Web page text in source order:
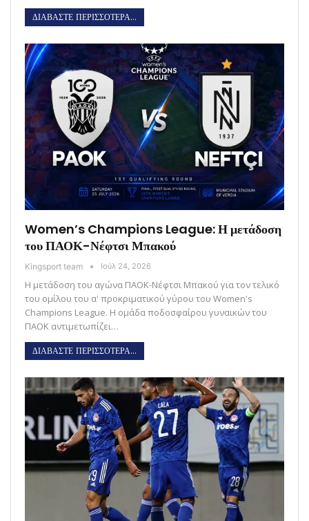
ΔΙΑΒΑΣΤΕ ΠΕΡΙΣΣΟΤΕΡΑ...
Women’s Champions League: Η μετάδοση
του ΠΑΟΚ-Νέφτσι Μπακού
Kingsport team Ιούλ 24, 2026
Η μετάδοση του αγώνα ΠΑΟΚ-Νέφτσι Μπακού για τον τελικό
του ομίλου του α' προκριματικού γύρου του Women's
Champions League. Η ομάδα ποδοσφαίρου γυναικών του
ΠΑΟΚ αντιμετωπίζει…
ΔΙΑΒΑΣΤΕ ΠΕΡΙΣΣΟΤΕΡΑ...